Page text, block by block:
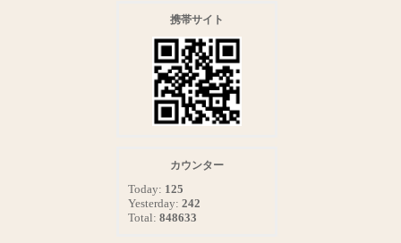
携帯サイト
カウンター
Today: 125
Yesterday: 242
Total: 848633